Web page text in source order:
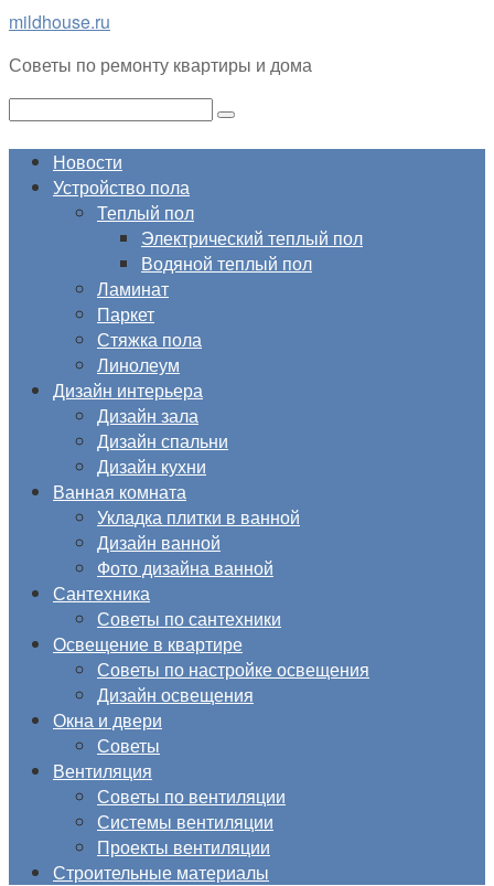
Перейти
контенту
mildhouse.ru
Советы по ремонту квартиры и дома
Поиск:
Новости
Устройство пола
Теплый пол
Электрический теплый пол
Водяной теплый пол
Ламинат
Паркет
Стяжка пола
Линолеум
Дизайн интерьера
Дизайн зала
Дизайн спальни
Дизайн кухни
Ванная комната
Укладка плитки в ванной
Дизайн ванной
Фото дизайна ванной
Сантехника
Советы по сантехники
Освещение в квартире
Советы по настройке освещения
Дизайн освещения
Окна и двери
Советы
Вентиляция
Советы по вентиляции
Системы вентиляции
Проекты вентиляции
Строительные материалы